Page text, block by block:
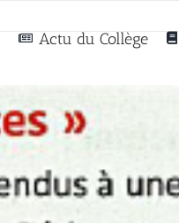
Actu du Collège